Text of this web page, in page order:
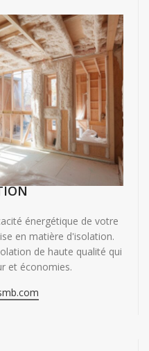
énergétique de votre
en matière d'isolation.
de haute qualité qui
et économies.